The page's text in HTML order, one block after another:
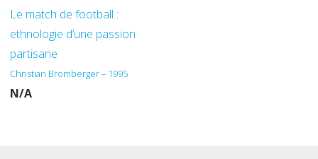
Le match de football :
ethnologie d’une passion
partisane
Christian Bromberger – 1995
N/A